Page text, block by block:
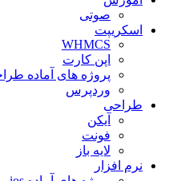
صوتی
اسکریپت
WHMCS
اپن کارت
پروژه های آماده
وردپرس
طراحی
آیکن
فونت
لایه باز
نرم افزار